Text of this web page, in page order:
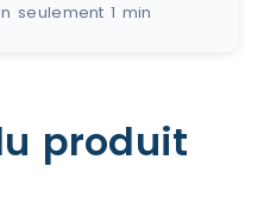
seulement 1 min
produit